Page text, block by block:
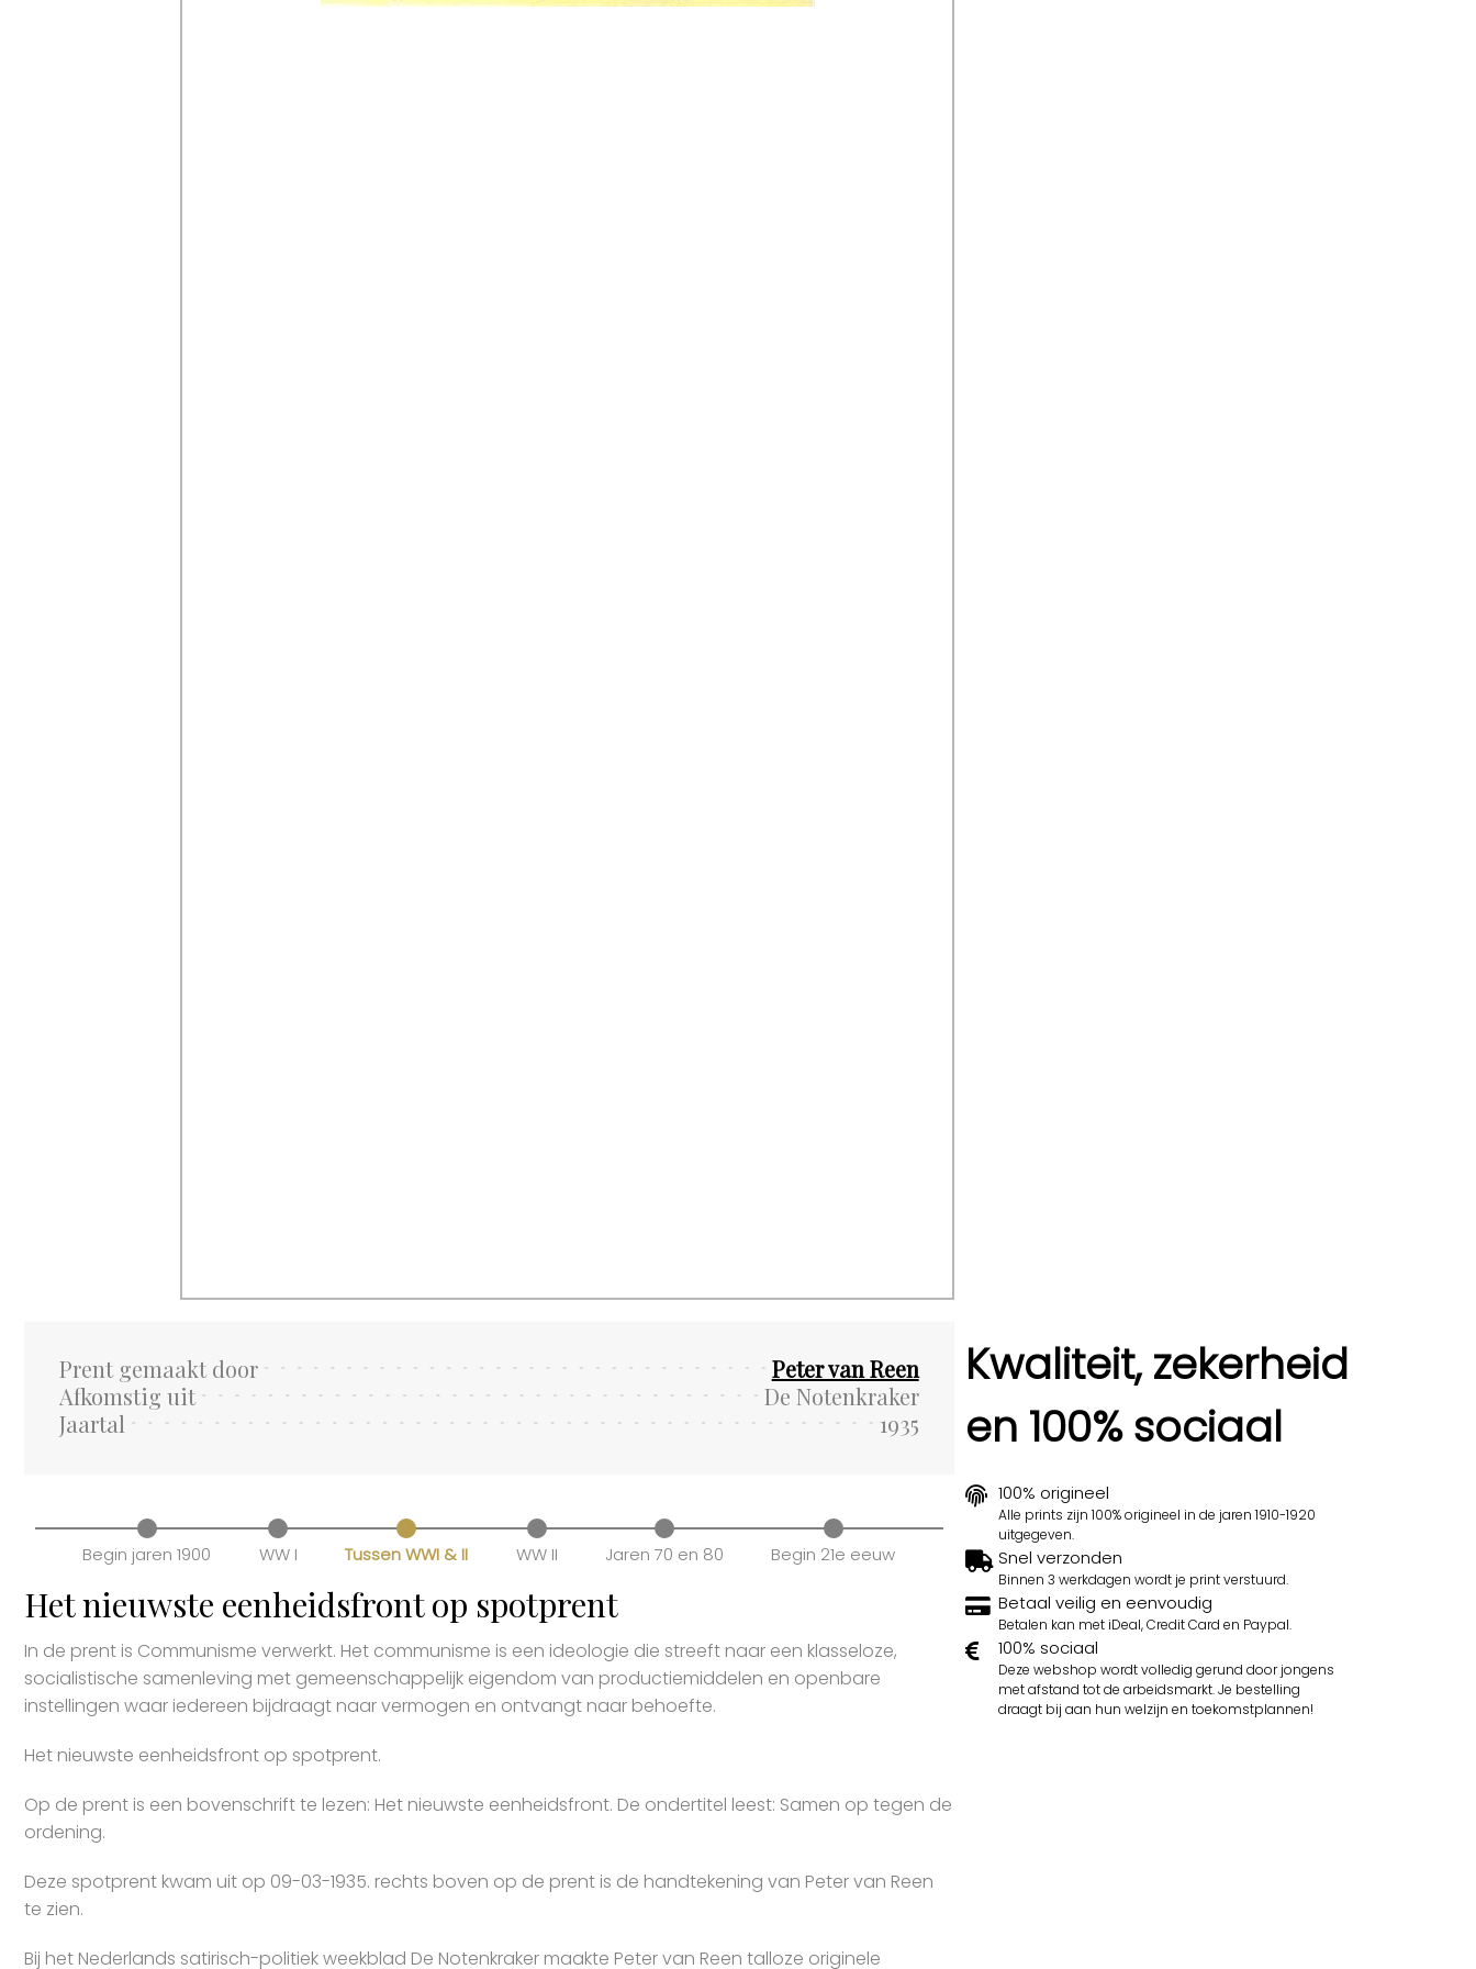
Prent gemaakt door
Peter van Reen
Afkomstig uit
De Notenkraker
Jaartal
1935
Begin jaren 1900 WW I Tussen WWI & II WW II Jaren 70 en 80 Begin 21e eeuw
Het nieuwste eenheidsfront op spotprent
In de prent is Communisme verwerkt. Het communisme is een ideologie die streeft naar een klasseloze,
socialistische samenleving met gemeenschappelijk eigendom van productiemiddelen en openbare
instellingen waar iedereen bijdraagt naar vermogen en ontvangt naar behoefte.
Het nieuwste eenheidsfront op spotprent.
Op de prent is een bovenschrift te lezen: Het nieuwste eenheidsfront. De ondertitel leest: Samen op tegen de
ordening.
Deze spotprent kwam uit op 09-03-1935. rechts boven op de prent is de handtekening van Peter van Reen
te zien.
Bij het Nederlands satirisch-politiek weekblad De Notenkraker maakte Peter van Reen talloze originele
Kwaliteit, zekerheid
en 100% sociaal
100% origineel
Alle prints zijn 100% origineel in de jaren 1910-1920
uitgegeven.
Snel verzonden
Binnen 3 werkdagen wordt je print verstuurd.
Betaal veilig en eenvoudig
Betalen kan met iDeal, Credit Card en Paypal.
100% sociaal
Deze webshop wordt volledig gerund door jongens
met afstand tot de arbeidsmarkt. Je bestelling
draagt bij aan hun welzijn en toekomstplannen!